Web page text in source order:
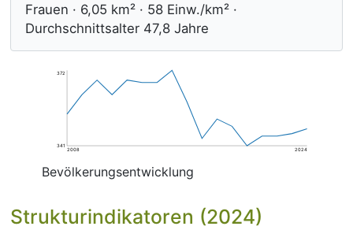
Frauen · 6,05 km² · 58 Einw./km² ·
Durchschnittsalter 47,8 Jahre
341
372
2008 2024
Bevölkerungsentwicklung
Strukturindikatoren (2024)